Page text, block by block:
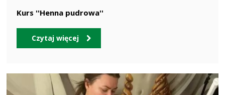
Kurs ''Henna pudrowa''
Czytaj więcej